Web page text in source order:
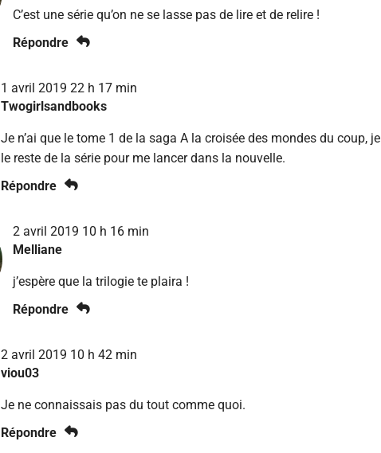
C’est une série qu’on ne se lasse pas de lire et de relire !
Répondre
1 avril 2019 22 h 17 min
Twogirlsandbooks
Je n’ai que le tome 1 de la saga A la croisée des mondes du coup,
le reste de la série pour me lancer dans la nouvelle.
Répondre
2 avril 2019 10 h 16 min
Melliane
j’espère que la trilogie te plaira !
Répondre
2 avril 2019 10 h 42 min
viou03
Je ne connaissais pas du tout comme quoi.
Répondre